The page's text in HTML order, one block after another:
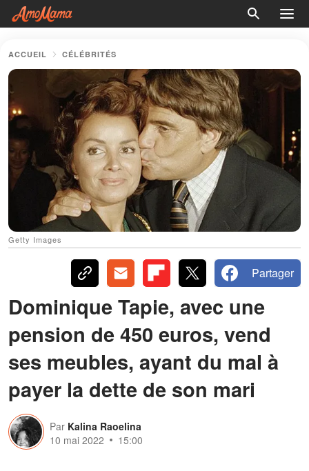
ACCUEIL CÉLÉBRITÉS
Getty Images
Partager
Dominique Tapie, avec une
pension de 450 euros, vend
ses meubles, ayant du mal à
payer la dette de son mari
Par Kalina Raoelina
10 mai 2022
15:00